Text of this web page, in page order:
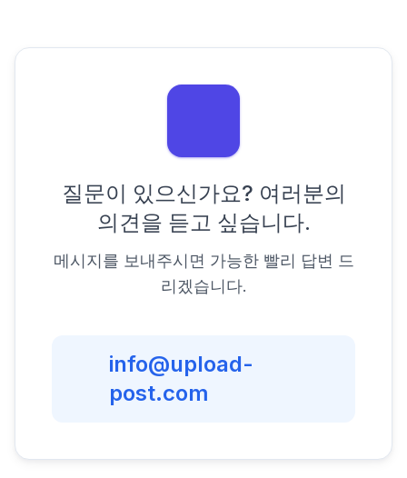
질문이 있으신가요? 여러분의
의견을 듣고 싶습니다.
메시지를 보내주시면 가능한 빨리 답변 드
리겠습니다.
info@upload-
post.com